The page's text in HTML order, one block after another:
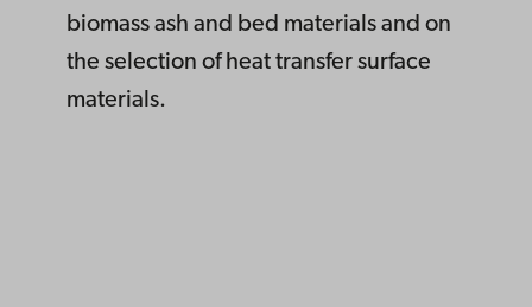
biomass ash and bed materials and on
the selection of heat transfer surface
materials.